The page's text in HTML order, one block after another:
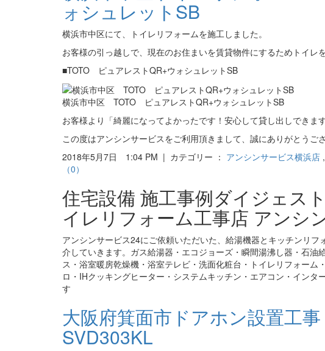
ォシュレットSB
横浜市中区にて、トイレリフォームを施工しました。
お客様の引っ越しで、現在のお住まいを賃貸物件にするためトイレ
■TOTO ピュアレストQR+ウォシュレットSB
横浜市中区 TOTO ピュアレストQR+ウォシュレットSB
お客様より「綺麗になってよかったです！安心して貸し出しできま
この度はアンシンサービスをご利用頂きまして、誠にありがとうご
2018年5月7日 1:04 PM | カテゴリー ： アンシンサービス横浜店 ,
（0）
住宅設備 施工事例ダイジェス
イレリフォーム工事店 アンシ
アンシンサービス24にご依頼いただいた、給湯機器とキッチンリ
介していきます。ガス給湯器・エコジョーズ・瞬間湯沸し器・石
ス・浴室暖房乾燥機・浴室テレビ・洗面化粧台・トイレリフォー
ロ・IHクッキングヒーター・システムキッチン・エアコン・イン
す
大阪府箕面市ドアホン設置工
SVD303KL